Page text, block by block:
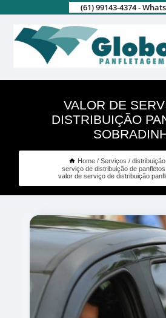
(61) 99143-4374 -
VALOR DE
DISTRIBUIÇÃO
Home Serviços
serviço de distribuição de
valor de serviço de distribuição